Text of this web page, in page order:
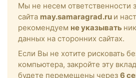
Мы не несем ответственности
сайта may.samaragrad.ru и
рекомендуем не указывать
данных на сторонних сайтах.
Если Вы не хотите рисковать
компьютера, закройте эту
будете перемещены через 6